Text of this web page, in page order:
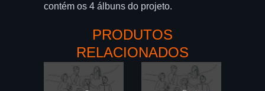
contém os 4 álbuns do projeto.
PRODUTOS
RELACIONADOS